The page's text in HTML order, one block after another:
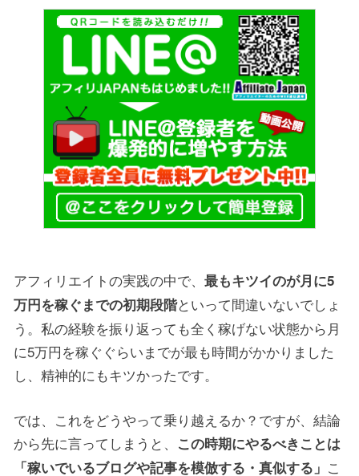
アフィリエイトの実践の中で、 最もキツイのが月に5
万円を稼ぐまでの初期段階といって間違いないでしょ
う。私の経験を振り返っても全く稼げない状態から月
に5万円を稼ぐぐらいまでが最も時間がかかりました
し、精神的にもキツかったです。
では、これをどうやって乗り越えるか？ですが、結論
から先に言ってしまうと、
この時期にやるべきことは
「稼いでいるブログや記事を模倣する・真似する」 こ